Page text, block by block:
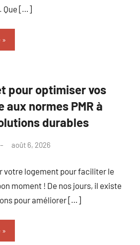
Que […]
pour optimiser vos
aux normes PMR à
durables
août 6, 2026
votre logement pour faciliter le
moment ! De nos jours, il existe
pour améliorer […]